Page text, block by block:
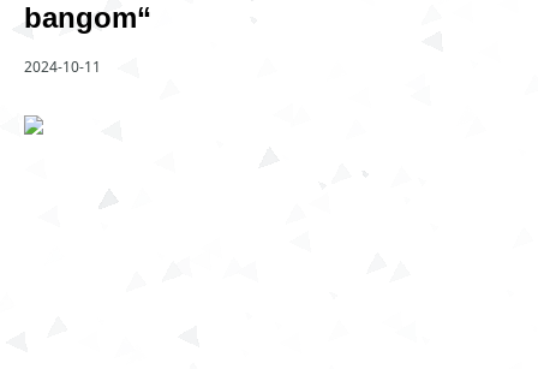
bangom“
2024-10-11